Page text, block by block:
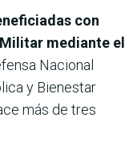
con
mediante el
Nacional
y Bienestar
más de tres